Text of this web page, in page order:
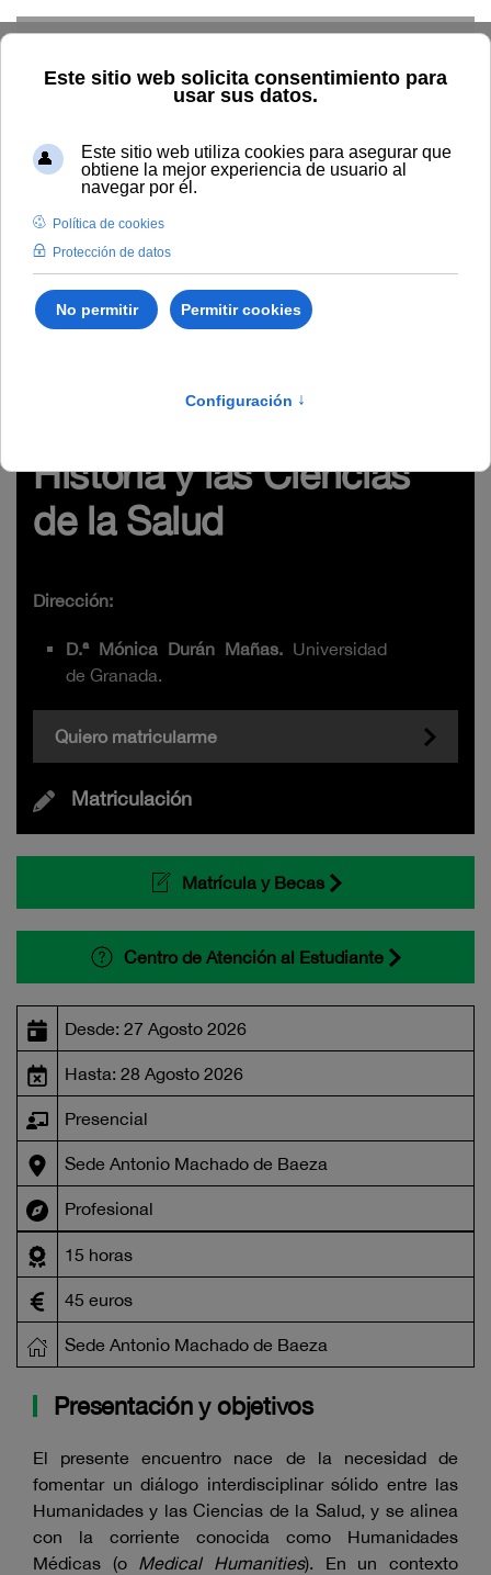
Inicio Estudiar Oferta académica
Modalidad
Presencial
Medicina en acción a través de la Filología, la
Cursos de verano/ Ciencias de la Salud
Medicina en acción a
Historia y las Ciencias
de la Salud
Dirección:
D.ª Mónica Durán Mañas. Universidad
de Granada.
Quiero matricularme
Matriculación
Matrícula y Becas
Centro de Atención al Estudiante
Desde: 27 Agosto 2026
Hasta: 28 Agosto 2026
Presencial
Sede Antonio Machado de Baeza
Profesional
15 horas
45 euros
Sede Antonio Machado de Baeza
Presentación y objetivos
El presente encuentro nace de la necesidad de
fomentar un diálogo interdisciplinar sólido entre las
Humanidades y las Ciencias de la Salud, y se alinea
con la corriente conocida como Humanidades
Médicas (o Medical Humanities). En un contexto